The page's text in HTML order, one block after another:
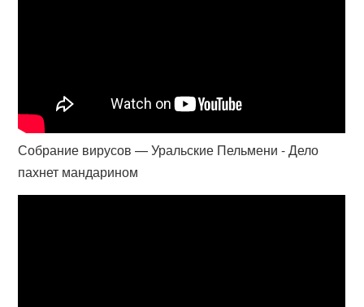
Собрание вирусов — Уральские Пельмени - Дело
пахнет мандарином